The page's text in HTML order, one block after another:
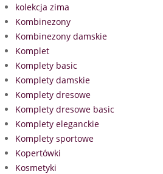
kolekcja zima
Kombinezony
Kombinezony damskie
Komplet
Komplety basic
Komplety damskie
Komplety dresowe
Komplety dresowe basic
Komplety eleganckie
Komplety sportowe
Kopertówki
Kosmetyki